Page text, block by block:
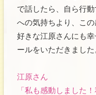
で話したら、自ら行
への気持ちより、こ
好きな江原さんにも
ールをいただきました
江原さん
「私も感動しました